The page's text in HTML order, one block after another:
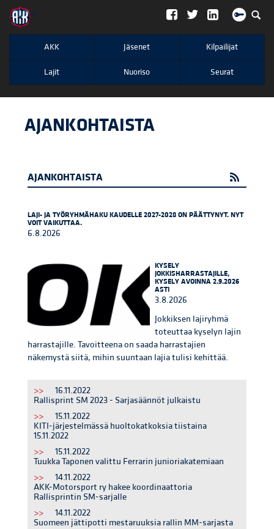
";
AKK Jäsenet Kilpailijat
Lajit Nuoriso Seurat
AJANKOHTAISTA
AJANKOHTAISTA
LAJI- JA TYÖRYHMÄHAKU KAUDELLE 2027-2028 ON PÄÄTTYNYT. NYT
VOIT VAIKUTTAA.
6.8.2026
KYSELY
JOKKISHARRASTAJILLE,
KYSELY AVOINNA 2.9.2026
ASTI
3.8.2026
Jokkiksen lajiryhmä
toteuttaa kyselyn lajin
harrastajille. Tavoitteena on saada harrastajien
näkemystä siitä, mihin suuntaan lajia tulisi kehittää.
>>
16.11.2022
Rallisprint SM 2023 - Sarjasäännöt julkaistu
>>
15.11.2022
KITI-järjestelmässä huoltokatkoksia tiistaina
15.11.2022
>>
15.11.2022
Tuukka Taponen valittu Ferrarin junioriakatemiaan
>>
14.11.2022
AKK-Motorsport ry hakee koordinaattoria
Rallisprintin SM-sarjalle
>>
14.11.2022
Suomeen jättipotti mestaruuksia rallin MM-sarjasta